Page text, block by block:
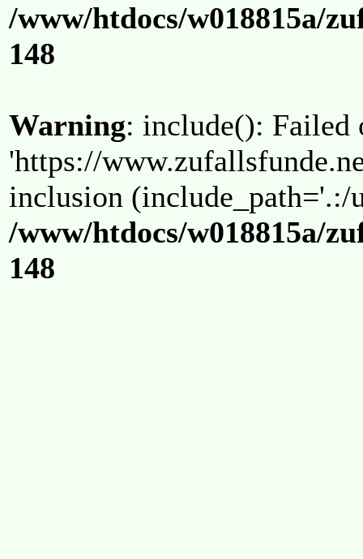
/www/htdocs/w018815a/
148
Warning: include(): Failed
'https://
inclusion (include_path='.:/
/www/htdocs/w018815a/
148